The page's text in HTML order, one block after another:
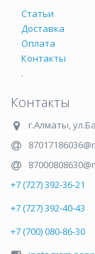
Статьи
Доставка
Оплата
Контакты
.
Контакты
г.Алматы,
+7 (727) 392-36-21
+7 (727) 392-40-43
+7 (700) 080-86-30